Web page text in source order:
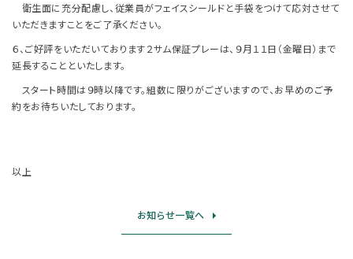
衛生面に充分配慮し、従業員がフェイスシールドと手袋をつけて応対させて
いただきますことをご了承ください。
６、ご好評をいただいております２サム保証プレーは、９月１１日（金曜日）まで
延長することといたします。
スタート時間は９時以降です。組数に限りがございますので、お早めのご予
約をお待ちいたしております。
以上
お知らせ一覧へ